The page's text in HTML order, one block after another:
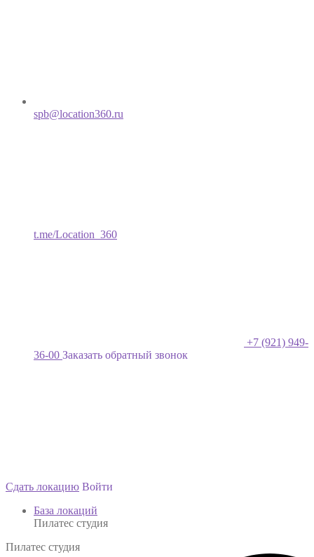
spb@location360.ru
t.me/Location_360
+7 (921) 949-
36-00 Заказать обратный звонок
Сдать локацию Войти
База локаций
Пилатес студия
Пилатес студия